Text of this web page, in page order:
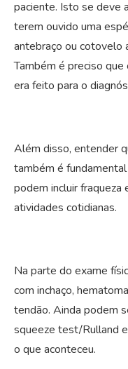
paciente. Isto se deve
terem ouvido uma
antebraço ou cotovelo
Também é preciso
era feito para o
Além disso, entender
também é
podem incluir fraqueza
atividades cotidianas.
Na parte do exame
com inchaço,
tendão. Ainda podem
squeeze test/Rulland
o que aconteceu.